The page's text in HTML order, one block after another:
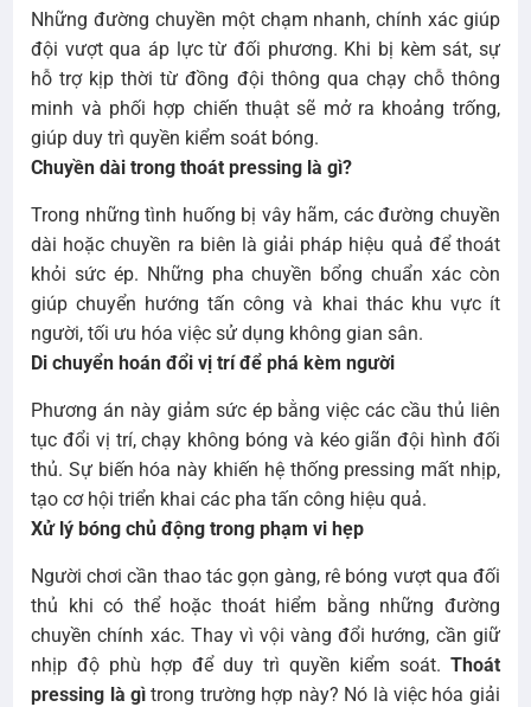
Những đường chuyền một chạm nhanh, chính xác giúp
đội vượt qua áp lực từ đối phương. Khi bị kèm sát, sự
hỗ trợ kịp thời từ đồng đội thông qua chạy chỗ thông
minh và phối hợp chiến thuật sẽ mở ra khoảng trống,
giúp duy trì quyền kiểm soát bóng.
Chuyền dài trong thoát pressing là gì?
Trong những tình huống bị vây hãm, các đường chuyền
dài hoặc chuyền ra biên là giải pháp hiệu quả để thoát
khỏi sức ép. Những pha chuyền bổng chuẩn xác còn
giúp chuyển hướng tấn công và khai thác khu vực ít
người, tối ưu hóa việc sử dụng không gian sân.
Di chuyển hoán đổi vị trí để phá kèm người
Phương án này giảm sức ép bằng việc các cầu thủ liên
tục đổi vị trí, chạy không bóng và kéo giãn đội hình đối
thủ. Sự biến hóa này khiến hệ thống pressing mất nhịp,
tạo cơ hội triển khai các pha tấn công hiệu quả.
Xử lý bóng chủ động trong phạm vi hẹp
Người chơi cần thao tác gọn gàng, rê bóng vượt qua đối
thủ khi có thể hoặc thoát hiểm bằng những đường
chuyền chính xác. Thay vì vội vàng đổi hướng, cần giữ
nhịp độ phù hợp để duy trì quyền kiểm soát. Thoát
pressing là gì trong trường hợp này? Nó là việc hóa giải